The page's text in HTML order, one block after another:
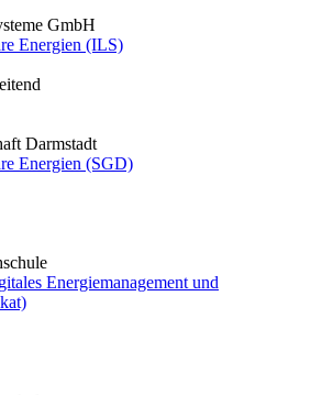
GmbH
Energien (ILS)
Darmstadt
Energien (SGD)
Energiemanagement und